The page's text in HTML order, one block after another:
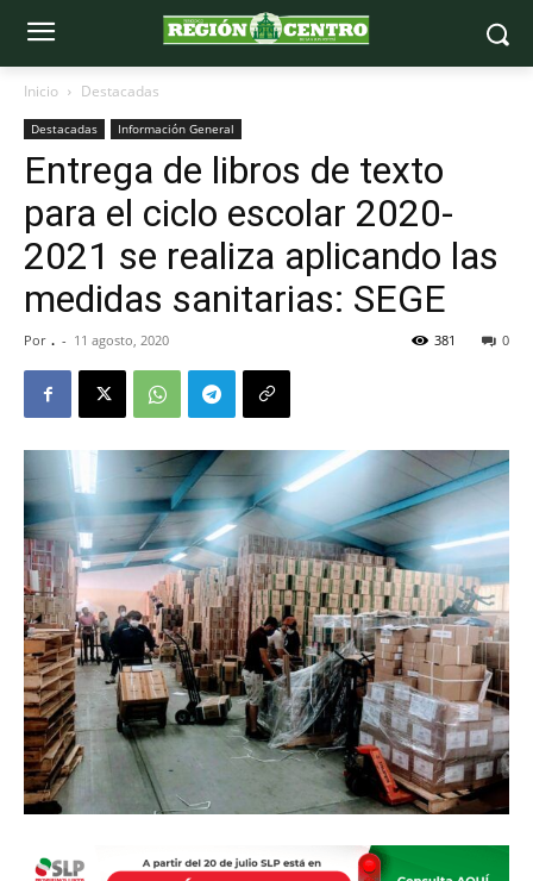
Inicio Destacadas
Destacadas Información General
Entrega de libros de texto
para el ciclo escolar 2020-
2021 se realiza aplicando las
medidas sanitarias: SEGE
Por . - 11 agosto, 2020 0
381